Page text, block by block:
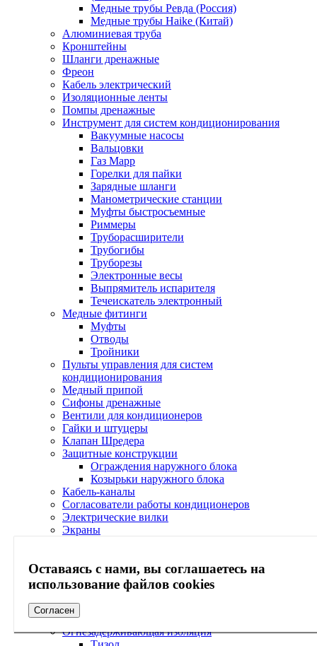
Оставаясь с нами, вы соглашаетесь на
использование файлов cookies
Согласен
Медные трубы Ревда (Россия)
Медные трубы Haike (Китай)
Алюминиевая труба
Кронштейны
Шланги дренажные
Фреон
Кабель электрический
Изоляционные ленты
Помпы дренажные
Инструмент для систем кондиционирования
Вакуумные насосы
Вальцовки
Газ Mapp
Горелки для пайки
Зарядные шланги
Манометрические станции
Муфты быстросъемные
Риммеры
Труборасширители
Трубогибы
Труборезы
Электронные весы
Выпрямитель испарителя
Течеискатель электронный
Медные фитинги
Муфты
Отводы
Тройники
Пульты управления для систем
кондиционирования
Медный припой
Сифоны дренажные
Вентили для кондиционеров
Гайки и штуцеры
Клапан Шредера
Защитные конструкции
Ограждения наружного блока
Козырьки наружного блока
Кабель-каналы
Согласователи работы кондиционеров
Электрические вилки
Экраны
Фильтры
Смотровые стекла
Краны шаровые
Огнезадерживающая изоляция